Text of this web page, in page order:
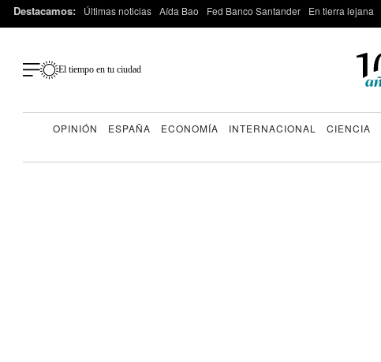
Destacamos: Últimas noticias Aída Bao Fed Banco Santander En tierra lejana
El tiempo en tu ciudad
OPINIÓN ESPAÑA ECONOMÍA INTERNACIONAL CIENCIA